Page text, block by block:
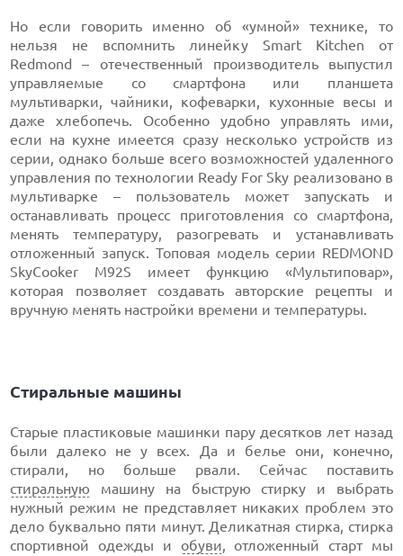
Но если говорить именно об «умной» технике, то
нельзя не вспомнить линейку Smart Kitchen от
Redmond – отечественный производитель выпустил
управляемые со смартфона или планшета
мультиварки, чайники, кофеварки, кухонные весы и
даже хлебопечь. Особенно удобно управлять ими,
если на кухне имеется сразу несколько устройств из
серии, однако больше всего возможностей удаленного
управления по технологии Ready For Sky реализовано в
мультиварке – пользователь может запускать и
останавливать процесс приготовления со смартфона,
менять температуру, разогревать и устанавливать
отложенный запуск. Топовая модель серии REDMOND
SkyCooker M92S имеет функцию «Мультиповар»,
которая позволяет создавать авторские рецепты и
вручную менять настройки времени и температуры.
Стиральные машины
Старые пластиковые машинки пару десятков лет назад
были далеко не у всех. Да и белье они, конечно,
стирали, но больше рвали. Сейчас поставить
стиральную машину на быструю стирку и выбрать
нужный режим не представляет никаких проблем это
дело буквально пяти минут. Деликатная стирка, стирка
спортивной одежды и обуви, отложенный старт мы